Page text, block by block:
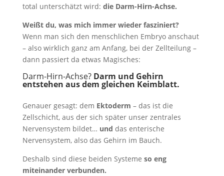
total unterschätzt wird: die Darm-Hirn-Achse.
Weißt du, was mich immer wieder fasziniert?
Wenn man sich den menschlichen Embryo anschaut
– also wirklich ganz am Anfang, bei der Zellteilung –
dann passiert da etwas Magisches:
Darm-Hirn-Achse? Darm und Gehirn
entstehen aus dem gleichen Keimblatt.
Genauer gesagt: dem Ektoderm – das ist die
Zellschicht, aus der sich später unser zentrales
Nervensystem bildet… und das enterische
Nervensystem, also das Gehirn im Bauch.
Deshalb sind diese beiden Systeme so eng
miteinander verbunden.